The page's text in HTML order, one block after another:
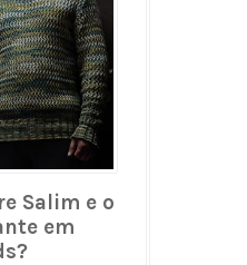
Salim e o
em